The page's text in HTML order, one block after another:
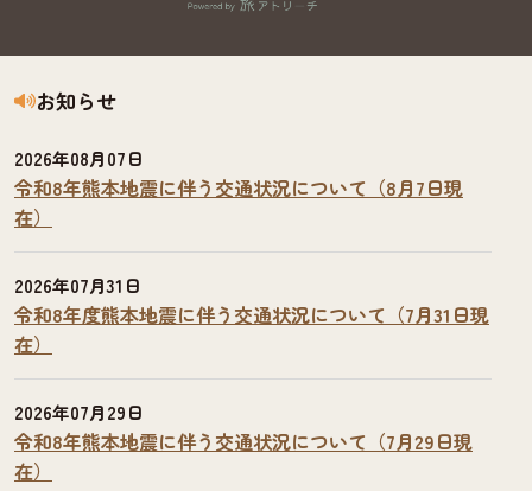
お知らせ
2026年08月07日
令和8年熊本地震に伴う交通状況について（8月7日現
在）
2026年07月31日
令和8年度熊本地震に伴う交通状況について（7月31日現
在）
2026年07月29日
令和8年熊本地震に伴う交通状況について（7月29日現
在）